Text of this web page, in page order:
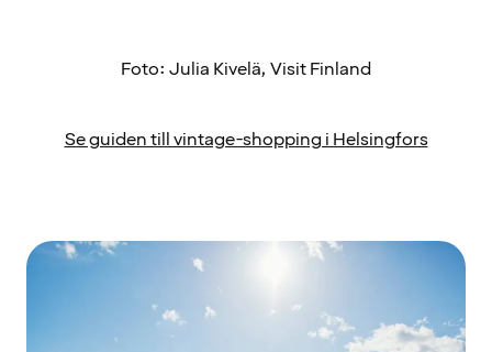
Foto: Julia Kivelä, Visit Finland
Se guiden till vintage-shopping i Helsingfors